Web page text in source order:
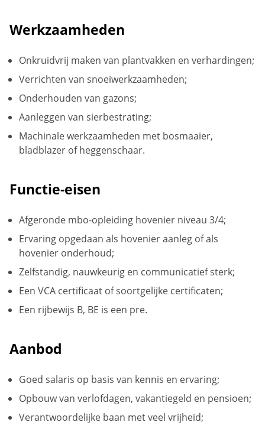
Werkzaamheden
Onkruidvrij maken van plantvakken en verhardingen;
Verrichten van snoeiwerkzaamheden;
Onderhouden van gazons;
Aanleggen van sierbestrating;
Machinale werkzaamheden met bosmaaier,
bladblazer of heggenschaar.
Functie-eisen
Afgeronde mbo-opleiding hovenier niveau 3/4;
Ervaring opgedaan als hovenier aanleg of als
hovenier onderhoud;
Zelfstandig, nauwkeurig en communicatief sterk;
Een VCA certificaat of soortgelijke certificaten;
Een rijbewijs B, BE is een pre.
Aanbod
Goed salaris op basis van kennis en ervaring;
Opbouw van verlofdagen, vakantiegeld en pensioen;
Verantwoordelijke baan met veel vrijheid;